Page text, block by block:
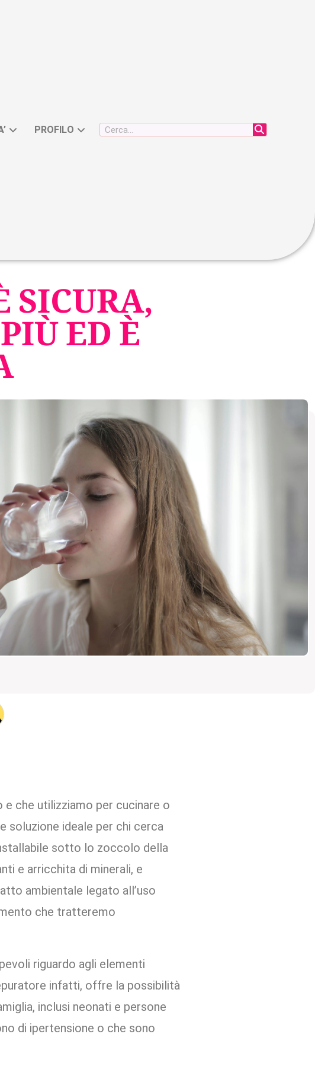
PROFILO
SICURA,
ED È
e che utilizziamo per cucinare o
soluzione ideale per chi cerca
sotto lo zoccolo della
e arricchita di minerali, e
ambientale legato all’uso
che tratteremo
riguardo agli elementi
infatti, offre la possibilità
inclusi neonati e persone
di ipertensione o che sono